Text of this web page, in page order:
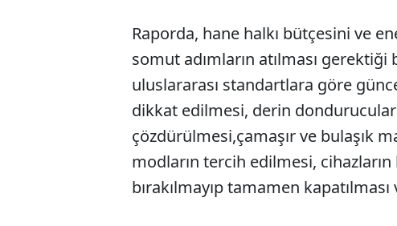
Raporda, hane halkı bütçesini ve
somut adımların atılması
uluslararası standartlara göre
dikkat edilmesi, derin
çözdürülmesi,çamaşır ve bulaşık
modların tercih edilmesi,
bırakılmayıp tamamen